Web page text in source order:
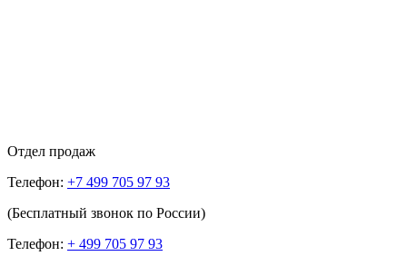
Отдел продаж
Телефон: +7 499 705 97 93
(Бесплатный звонок по России)
Телефон: + 499 705 97 93